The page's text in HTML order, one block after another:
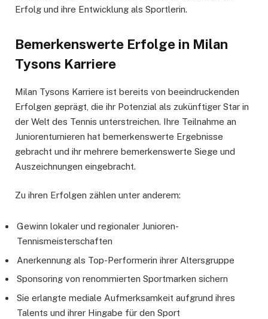
Erfolg und ihre Entwicklung als Sportlerin.
Bemerkenswerte Erfolge in Milan
Tysons Karriere
Milan Tysons Karriere ist bereits von beeindruckenden
Erfolgen geprägt, die ihr Potenzial als zukünftiger Star in
der Welt des Tennis unterstreichen. Ihre Teilnahme an
Juniorenturnieren hat bemerkenswerte Ergebnisse
gebracht und ihr mehrere bemerkenswerte Siege und
Auszeichnungen eingebracht.
Zu ihren Erfolgen zählen unter anderem:
Gewinn lokaler und regionaler Junioren-
Tennismeisterschaften
Anerkennung als Top-Performerin ihrer Altersgruppe
Sponsoring von renommierten Sportmarken sichern
Sie erlangte mediale Aufmerksamkeit aufgrund ihres
Talents und ihrer Hingabe für den Sport